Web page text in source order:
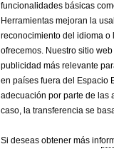
funcionalidades básicas
Herramientas mejoran la
reconocimiento del idioma o
ofrecemos. Nuestro sitio
publicidad más relevante
en países fuera del Espacio
adecuación por parte de las
caso, la transferencia se
Si deseas obtener más